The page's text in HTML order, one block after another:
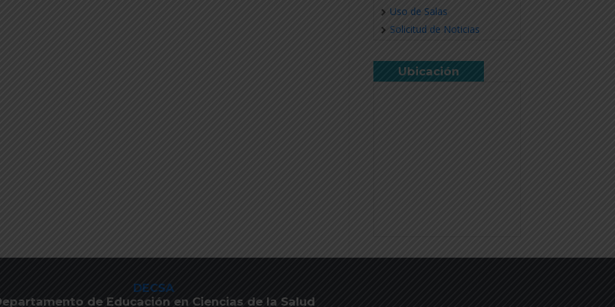
Uso de Salas
Solicitud de Noticias
Ubicación
DECSA
de Educación en Ciencias de la Salud